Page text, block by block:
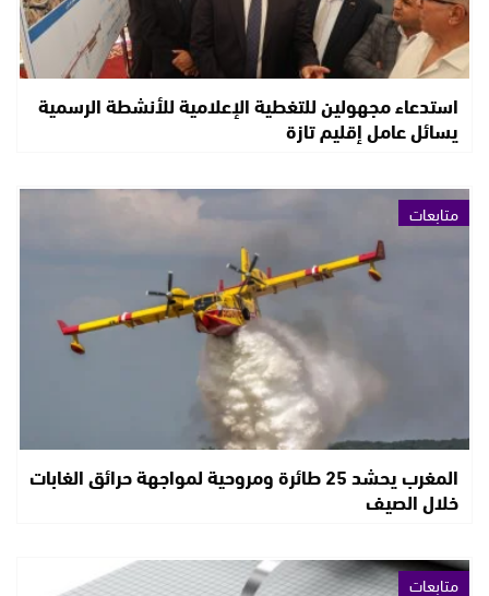
استدعاء مجهولين للتغطية الإعلامية للأنشطة الرسمية
يسائل عامل إقليم تازة
متابعات
المغرب يحشد 25 طائرة ومروحية لمواجهة حرائق الغابات
خلال الصيف
متابعات